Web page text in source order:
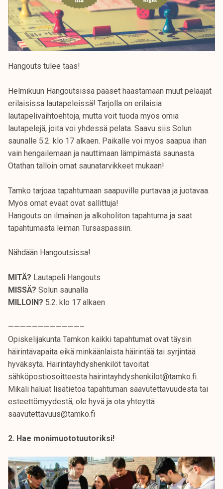
Hangouts tulee taas!
Helmikuun Hangoutsissa pääset haastamaan muut pelaajat
erilaisissa lautapeleissä! Tarjolla on erilaisia
lautapelivaihtoehtoja, mutta voit tuoda myös omia
lautapelejä, joita voi yhdessä pelata. Saavu siis Solun
saunalle 5.2. klo 17 alkaen. Paikalle voi myös saapua ihan
vain hengailemaan ja nauttimaan lämpimästä saunasta.
Otathan tällöin omat saunatarvikkeet mukaan!
Tamko tarjoaa tapahtumaan saapuville purtavaa ja juotavaa.
Myös omat eväät ovat sallittuja!
Hangouts on ilmainen ja alkoholiton tapahtuma ja saat
tapahtumasta leiman Tursaspassiin.
Nähdään Hangoutsissa!
MITÄ? Lautapeli Hangouts
MISSÄ? Solun saunalla
MILLOIN? 5.2. klo 17 alkaen
————————————–
Opiskelijakunta Tamkon kaikki tapahtumat ovat täysin
häirintävapaita eikä minkäänlaista häirintää tai syrjintää
hyväksytä. Häirintäyhdyshenkilöt tavoitat
sähköpostiosoitteesta hairintayhdyshenkilot@tamko.fi.
Mikäli haluat lisätietoa tapahtuman saavutettavuudesta tai
esteettömyydestä, ole hyvä ja ota yhteyttä
saavutettavuus@tamko.fi
2. Hae monimuototuutoriksi!